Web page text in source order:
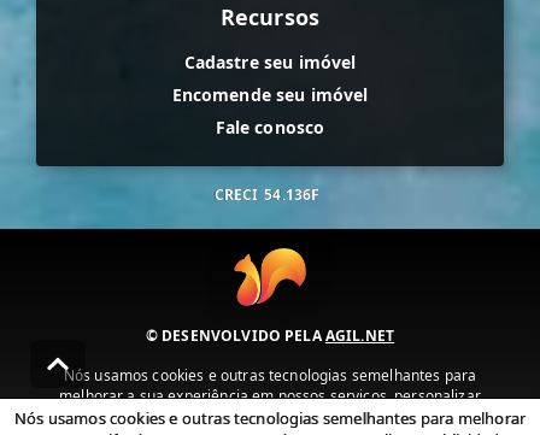
Recursos
Cadastre seu imóvel
Encomende seu imóvel
Fale conosco
CRECI 54.136F
© DESENVOLVIDO PELAAGIL.NET
Nós usamos cookies e outras tecnologias semelhantes para
melhorar a sua experiência em nossos serviços, personalizar
publicidade e recomendar conteúdo de seu interesse. Ao utilizar
Nós usamos cookies e outras tecnologias semelhantes para melhorar